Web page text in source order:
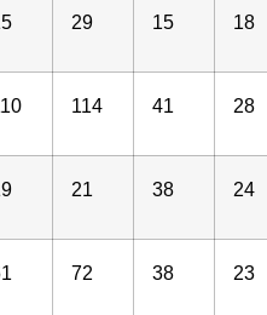
29 15 18
114 41 28
21 38 24
72 38 23